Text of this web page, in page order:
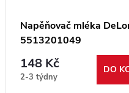
Napěňovač mléka
5513201049
148 Kč
2-3 týdny
DO